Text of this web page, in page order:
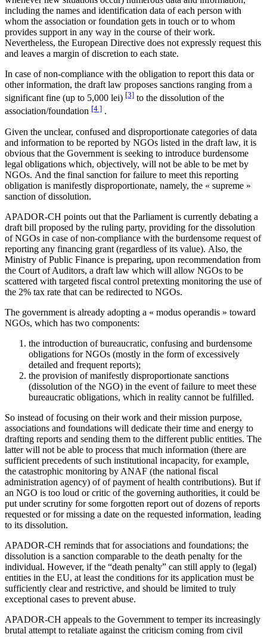
including the names and identification data of each person with
whom the association or foundation gets in touch or to whom
provides support in any way in the course of their work.
Nevertheless, the European Directive does not expressly request this
and leaves a margin of discretion to each state.
In case of non-compliance with the obligation to report this data or
other information, the draft law proposes sanctions ranging from a
significant fine (up to 5,000 lei) [3] to the dissolution of the
association/foundation [4 ] .
Given the unclear, confused and disproportionate categories of data
and information to be reported by NGOs listed in the draft law, it is
obvious that the Government is seeking to introduce burdensome
legal obligations which, objectively, will not be able to be met by
NGOs. And the final sanction for failure to meet this reporting
obligation is manifestly disproportionate, namely, the « supreme »
sanction of dissolution.
APADOR-CH points out that the Parliament is currently debating a
draft bill proposed by the ruling party, providing for the dissolution
of NGOs in case of non-compliance with the burdensome request of
reporting any financing grant (regardless of its value). Also, the
Ministry of Public Finance is preparing, upon recommendation from
the Court of Auditors, a draft law which will allow NGOs to be
scattered with targeted fiscal control pretexting monitoring the use of
the 2% tax rate that can be redirected to NGOs.
The government is already adopting a « modus operandis » toward
NGOs, which has two components:
the introduction of bureaucratic, confusing and burdensome
obligations for NGOs (mostly in the form of excessively
detailed and frequent reports);
the provision of manifestly disproportionate sanctions
(dissolution of the NGO) in the event of failure to meet these
bureaucratic obligations, which in reality cannot be fulfilled.
So instead of focusing on their work and their mission purpose,
associations and foundations will dedicate their time and energy to
drafting reports and sending them to the different public entities. The
latter will not be able to process that much information (there are
sufficient precedents of such institutional incapacity, for example,
the catastrophic monitoring by ANAF (the national fiscal
administration agency) of of payment of health contributions). But if
an NGO is too loud or critic of the governing authorities, it could be
put under scrutiny for some forgotten report out of dozens of reports
requested or for missing a date on the requested information, leading
to its dissolution.
APADOR-CH reminds that for associations and foundations; the
dissolution is a sanction comparable to the death penalty for the
individual. However, if the “death penalty” can still apply to (legal)
entities in the EU, at least the conditions for its application must be
sufficiently clear and restrictive, and should be limited to truly
exceptional cases to prevent abuse.
APADOR-CH appeals to the Government to temper its increasingly
brutal attempt to retaliate against the criticism coming from civil